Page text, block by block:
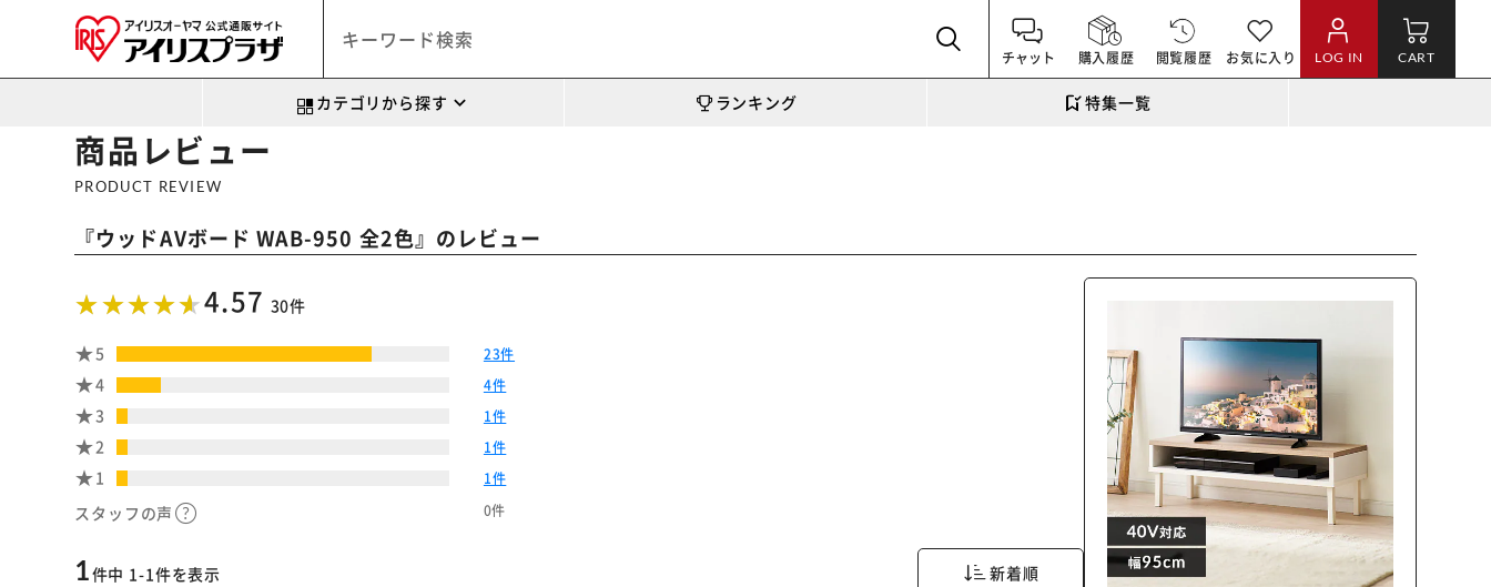
チャット 購入履歴 閲覧履歴 お気に入り LOG IN CART
カテゴリから探す ランキング 特集一覧
商品レビュー
PRODUCT REVIEW
『ウッドAVボード WAB-950 全2色』のレビュー
4.57 30件
5 23件
4 4件
3 1件
2 1件
1 1件
スタッフの声 0件
新着順
1件中 1-1件を表示